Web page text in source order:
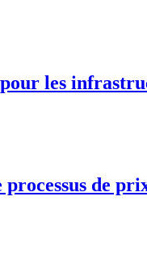
les
de